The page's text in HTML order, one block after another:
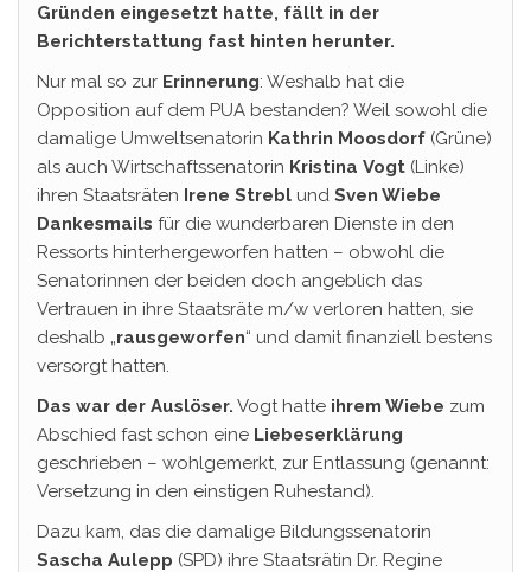
Gründen eingesetzt hatte, fällt in der
Berichterstattung fast hinten herunter.
Nur mal so zur Erinnerung: Weshalb hat die
Opposition auf dem PUA bestanden? Weil sowohl die
damalige Umweltsenatorin Kathrin Moosdorf (Grüne)
als auch Wirtschaftssenatorin Kristina Vogt (Linke)
ihren Staatsräten Irene Strebl und Sven Wiebe
Dankesmails für die wunderbaren Dienste in den
Ressorts hinterhergeworfen hatten – obwohl die
Senatorinnen der beiden doch angeblich das
Vertrauen in ihre Staatsräte m/w verloren hatten, sie
deshalb „rausgeworfen“ und damit finanziell bestens
versorgt hatten.
Das war der Auslöser. Vogt hatte ihrem Wiebe zum
Abschied fast schon eine Liebeserklärung
geschrieben – wohlgemerkt, zur Entlassung (genannt:
Versetzung in den einstigen Ruhestand).
Dazu kam, das die damalige Bildungssenatorin
Sascha Aulepp (SPD) ihre Staatsrätin Dr. Regine